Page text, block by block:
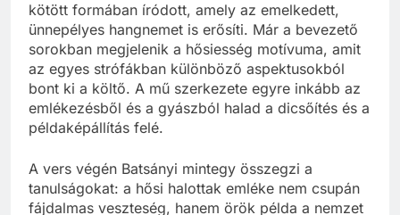
kötött formában íródott, amely az emelkedett,
ünnepélyes hangnemet is erősíti. Már a bevezető
sorokban megjelenik a hősiesség motívuma, amit
az egyes strófákban különböző aspektusokból
bont ki a költő. A mű szerkezete egyre inkább az
emlékezésből és a gyászból halad a dicsőítés és a
példaképállítás felé.
A vers végén Batsányi mintegy összegzi a
tanulságokat: a hősi halottak emléke nem csupán
fájdalmas veszteség, hanem örök példa a nemzet